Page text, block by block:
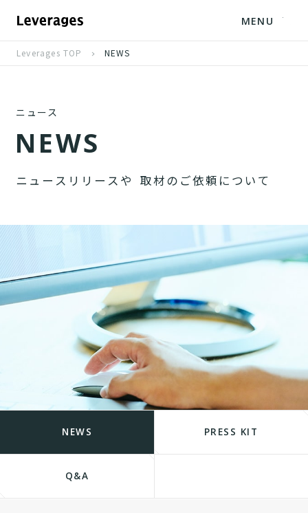
MENU
Leverages TOP NEWS
ニュース
NEWS
ニ ュ ー ス リ リ ー ス や 取材の ご依頼 に つ い て
NEWS PRESS KIT
Q&A